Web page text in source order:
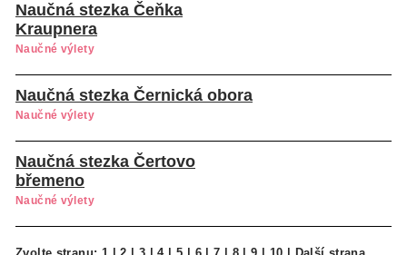
Naučná stezka Čeňka
Kraupnera
Naučné výlety
Naučná stezka Černická obora
Naučné výlety
Naučná stezka Čertovo
břemeno
Naučné výlety